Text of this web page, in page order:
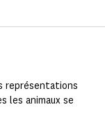
représentations
les animaux se